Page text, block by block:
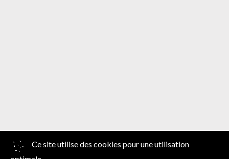
Ce site utilise des cookies pour une utilisation